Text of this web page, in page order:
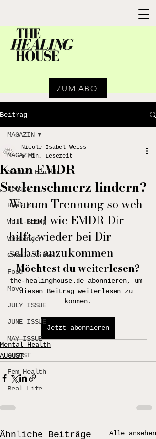
ZUM ABO
Beitrag
MAGAZIN
Mental Health
Beauty
Health
Well-Being
Weekender
Cosmic Vibes
Food
Move
JULY ISSUE
JUNE ISSUE
MAY ISSUE
AUGUST
Fem Health
Real Life
MAGAZIN
Kann EMDR
Seelenschmerz lindern?
Nicole Isabel Weiss
6 Min. Lesezeit
Warum Trennung so weh
tut und wie EMDR Dir
hilft, wieder bei Dir
selbst anzukommen
Möchtest du weiterlesen?
the-healinghouse.de abonnieren, um
diesen Beitrag weiterlesen zu
können.
Jetzt abonnieren
Mental Health
AUGUST
Ähnliche Beiträge Alle ansehen